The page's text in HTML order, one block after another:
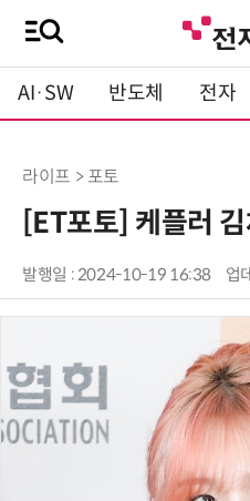
AI·SW 반도체 전자
라이프 > 포토
[ET포토] 케플러
발행일 : 2024-10-19 16:38 업